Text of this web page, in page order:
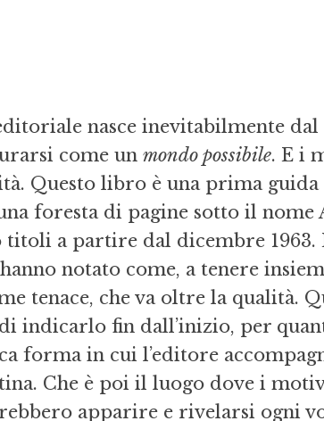
nasce inevitabilmente dal
come un mondo possibile. E i
Questo libro è una prima guida
foresta di pagine sotto il nome
a partire dal dicembre 1963.
notato come, a tenere
tenace, che va oltre la qualità.
indicarlo fin dall’inizio, per
forma in cui l’editore
Che è poi il luogo dove i
apparire e rivelarsi ogni